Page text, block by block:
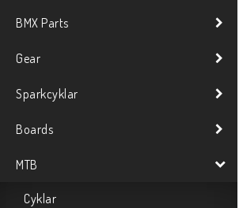
BMX Parts
Gear
Sparkcyklar
Boards
MTB
Cyklar